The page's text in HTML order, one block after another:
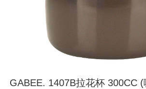
GABEE. 1407B拉花杯 300CC (